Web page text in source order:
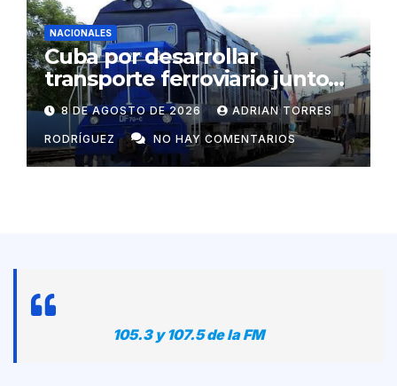
NACIONALES
Cuba por desarrollar
transporte ferroviario junto
con Rusia
8 DE AGOSTO DE 2026 ADRIAN TORRES
RODRÍGUEZ NO HAY COMENTARIOS
105.3 y 107.5 de la FM